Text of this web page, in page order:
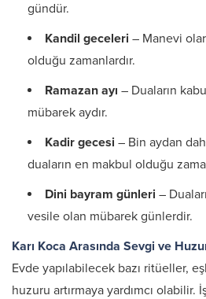
gündür.
Kandil geceleri – Manevi
olduğu zamanlardır.
Ramazan ayı – Duaların
mübarek aydır.
Kadir gecesi – Bin aydan
duaların en makbul olduğu
Dini bayram günleri –
vesile olan mübarek günlerdir.
Karı Koca Arasında Sevgi ve
Evde yapılabilecek bazı ritüeller,
huzuru artırmaya yardımcı